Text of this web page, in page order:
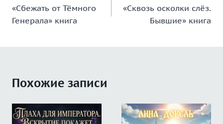
по
записям
«Сбежать от Тёмного
Генерала» книга
«Сквозь осколки слёз.
Бывшие» книга
Похожие записи